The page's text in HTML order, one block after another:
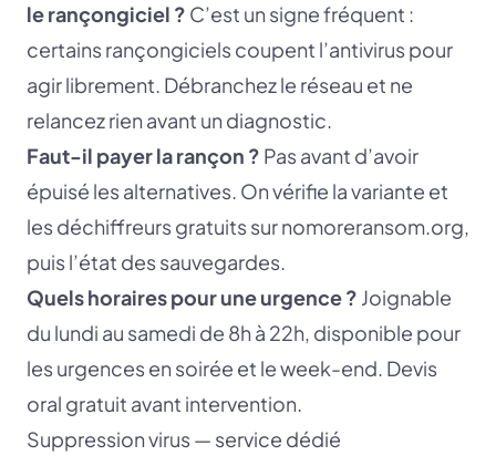
le rançongiciel ? C’est un signe fréquent :
certains rançongiciels coupent l’antivirus pour
agir librement. Débranchez le réseau et ne
relancez rien avant un diagnostic.
Faut-il payer la rançon ? Pas avant d’avoir
épuisé les alternatives. On vérifie la variante et
les déchiffreurs gratuits sur nomoreransom.org,
puis l’état des sauvegardes.
Quels horaires pour une urgence ? Joignable
du lundi au samedi de 8h à 22h, disponible pour
les urgences en soirée et le week-end. Devis
oral gratuit avant intervention.
Suppression virus — service dédié